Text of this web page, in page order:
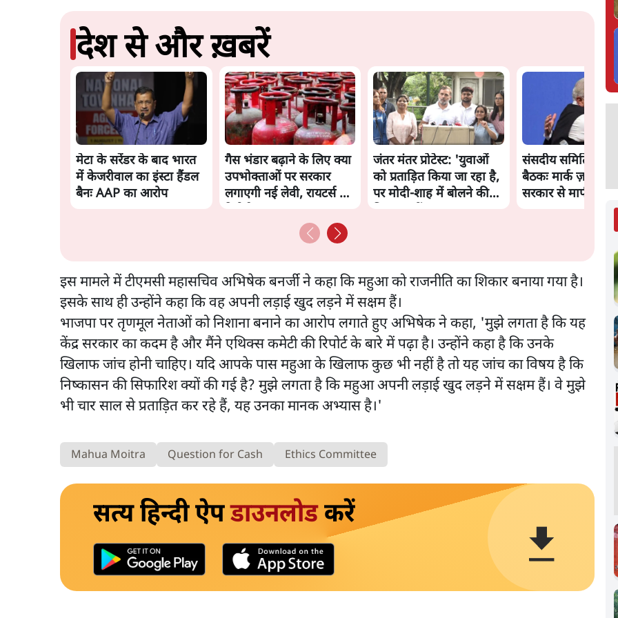
देश से और ख़बरें
मेटा के सरेंडर के बाद भारत
में केजरीवाल का इंस्टा हैंडल
बैनः AAP का आरोप
गैस भंडार बढ़ाने के लिए क्या
उपभोक्ताओं पर सरकार
लगाएगी नई लेवी, रायटर्स की
जंतर मंतर प्रोटेस्ट: 'युवाओं
को प्रताड़ित किया जा रहा है,
पर मोदी-शाह में बोलने की
संसदीय समिति-मेटा
बैठकः मार्क ज़करबर्ग
सरकार से माफी मांगी
इस मामले में टीएमसी महासचिव अभिषेक बनर्जी ने कहा कि महुआ को राजनीति का शिकार बनाया गया है।
इसके साथ ही उन्होंने कहा कि वह अपनी लड़ाई खुद लड़ने में सक्षम हैं।
भाजपा पर तृणमूल नेताओं को निशाना बनाने का आरोप लगाते हुए अभिषेक ने कहा, 'मुझे लगता है कि यह
केंद्र सरकार का कदम है और मैंने एथिक्स कमेटी की रिपोर्ट के बारे में पढ़ा है। उन्होंने कहा है कि उनके
खिलाफ जांच होनी चाहिए। यदि आपके पास महुआ के खिलाफ कुछ भी नहीं है तो यह जांच का विषय है कि
निष्कासन की सिफारिश क्यों की गई है? मुझे लगता है कि महुआ अपनी लड़ाई खुद लड़ने में सक्षम हैं। वे मुझे
भी चार साल से प्रताड़ित कर रहे हैं, यह उनका मानक अभ्यास है।'
Mahua Moitra Question for Cash Ethics Committee
सत्य हिन्दी ऐपडाउनलोडकरें